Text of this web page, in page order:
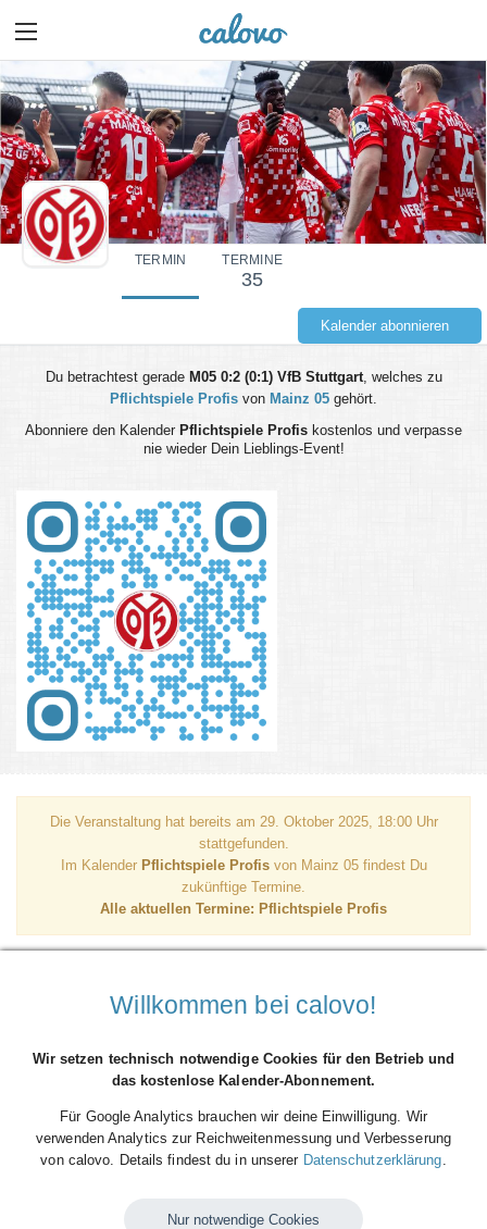
TERMIN TERMINE
35
Kalender abonnieren
Du betrachtest gerade M05 0:2 (0:1) VfB Stuttgart, welches zu
Pflichtspiele Profis von Mainz 05 gehört.
Abonniere den Kalender Pflichtspiele Profis kostenlos und verpasse
nie wieder Dein Lieblings-Event!
Die Veranstaltung hat bereits am 29. Oktober 2025, 18:00 Uhr
stattgefunden.
Im Kalender Pflichtspiele Profisvon Mainz 05 findest Du
zukünftige Termine.
Alle aktuellen Termine: Pflichtspiele Profis
Mittwoch, 29.10.2025, 18:00 Uhr ·
MEWA ARENA
Beginn der Veranstaltung
29
Okt
2025
Mi.
Ende der Veranstaltung
29
2025
20:00
Willkommen bei calovo!
Wir setzen technisch notwendige Cookies für den Betrieb und
das kostenlose Kalender-Abonnement.
Für Google Analytics brauchen wir deine Einwilligung. Wir
verwenden Analytics zur Reichweitenmessung und Verbesserung
von calovo. Details findest du in unserer Datenschutzerklärung
Nur notwendige Cookies